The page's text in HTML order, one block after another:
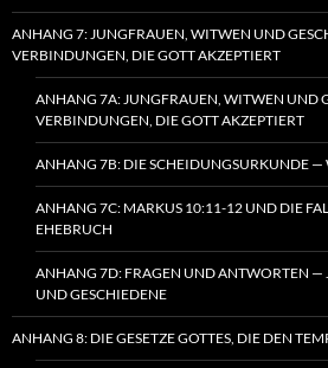
ANHANG 7: JUNGFRAUEN, WITWEN UND
VERBINDUNGEN, DIE GOTT AKZEPTIERT
ANHANG 7A: JUNGFRAUEN, WITWEN UND
VERBINDUNGEN, DIE GOTT AKZEPTIERT
ANHANG 7B: DIE SCHEIDUNGSURKUNDE
ANHANG 7C: MARKUS 10:11-12 UND DIE
EHEBRUCH
ANHANG 7D: FRAGEN UND ANTWORTEN —
UND GESCHIEDENE
ANHANG 8: DIE GESETZE GOTTES, DIE DEN